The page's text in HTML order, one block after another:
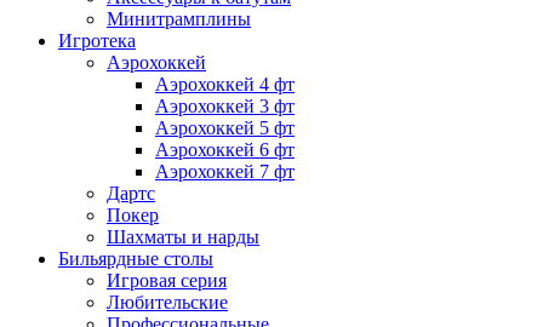
Минитрамплины
Игротека
Аэрохоккей
Аэрохоккей 4 фт
Аэрохоккей 3 фт
Аэрохоккей 5 фт
Аэрохоккей 6 фт
Аэрохоккей 7 фт
Дартс
Покер
Шахматы и нарды
Бильярдные столы
Игровая серия
Любительские